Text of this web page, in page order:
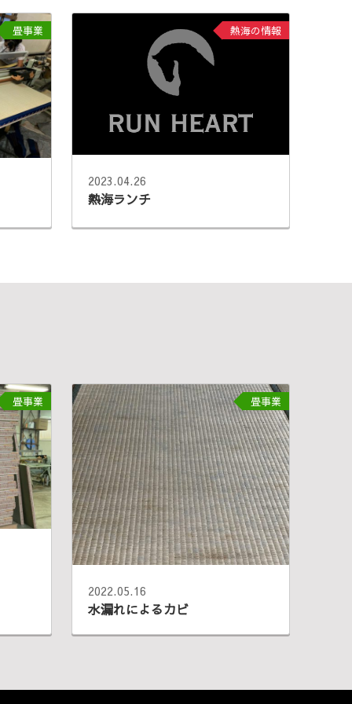
畳事業 熱海の情報
2023.04.26
熱海ランチ
畳事業 畳事業
2022.05.16
水漏れによるカビ